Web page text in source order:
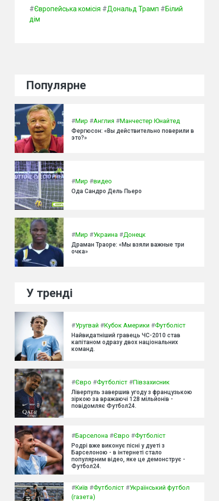
#Європейська комісія #Дональд Трамп #Білий
дім
Популярне
#Мир #Англия #Манчестер Юнайтед
Фергюсон: «Вы действительно поверили в
это?»
#Мир #видео
Ода Сандро Дель Пьеро
#Мир #Украина #Донецк
Драман Траоре: «Мы взяли важные три
очка»
У тренді
#Уругвай #Кубок Америки #Футболіст
Найвидатніший гравець ЧС-2010 став
капітаном одразу двох національних
команд.
#Євро #Футболіст #Півзахисник
Ліверпуль завершив угоду з французькою
зіркою за вражаючі 128 мільйонів -
повідомляє Футбол24.
#Барселона #Євро #Футболіст
Родрі вже виконує пісні у дуеті з
Барселоною - в інтернеті стало
популярним відео, яке це демонструє -
Футбол24.
#Київ #Футболіст #Український футбол
(газета)